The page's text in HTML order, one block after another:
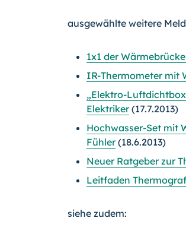
ausgewählte weitere
1x1 der
IR-Thermometer mit
„Elektro-
Elektriker(17.7.2013)
Hochwasser-Set mit
Fühler(18.6.2013)
Neuer Ratgeber zur
Leitfaden
siehe zudem: